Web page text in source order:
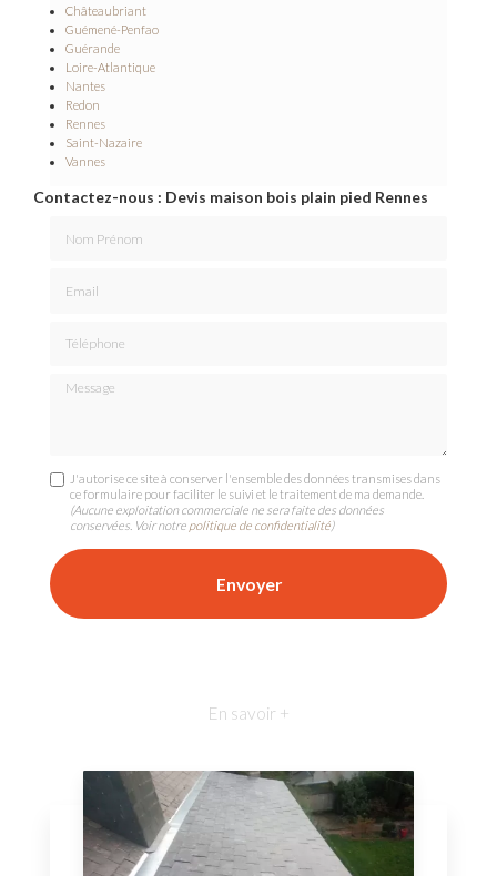
Châteaubriant
Guémené-Penfao
Guérande
Loire-Atlantique
Nantes
Redon
Rennes
Saint-Nazaire
Vannes
Contactez-nous : Devis maison bois plain pied Rennes
Message
J'autorise ce site à conserver l'ensemble des données transmises dans
ce formulaire pour faciliter le suivi et le traitement de ma demande.
(Aucune exploitation commerciale ne sera faite des données
conservées. Voir notre politique de confidentialité)
En savoir +